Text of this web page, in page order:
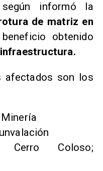
informó la
de matriz en
obtenido
afectados son los
Minería
Cerro Coloso;